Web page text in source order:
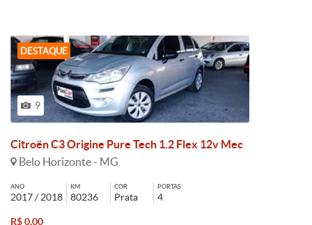
DESTAQUE
9
Citroën C3 Origine Pure Tech 1.2 Flex 12v Mec
Belo Horizonte - MG
ANO
2017 / 2018
KM
80236
COR
Prata
PORTAS
4
R$ 0,00